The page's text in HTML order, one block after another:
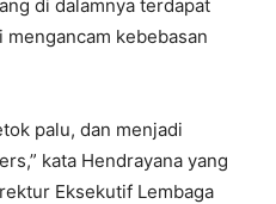
di dalamnya terdapat
kebebasan
palu, dan menjadi
kata Hendrayana yang
Eksekutif Lembaga